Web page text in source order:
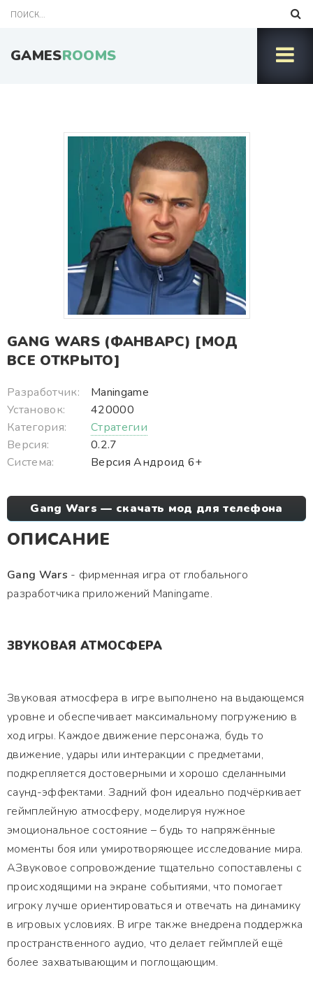
GAMESROOMS
GANG WARS (ФАНВАРС) [МОД
ВСЕ ОТКРЫТО]
Разработчик:
Maningame
Установок:
420000
Категория:
Стратегии
Версия:
0.2.7
Система:
Версия Андроид 6+
Gang Wars — скачать мод для телефона
ОПИСАНИЕ
Gang Wars - фирменная игра от глобального
разработчика приложений Maningame.
ЗВУКОВАЯ АТМОСФЕРА
Звуковая атмосфера в игре выполнено на выдающемся
уровне и обеспечивает максимальному погружению в
ход игры. Каждое движение персонажа, будь то
движение, удары или интеракции с предметами,
подкрепляется достоверными и хорошо сделанными
саунд-эффектами. Задний фон идеально подчёркивает
геймплейную атмосферу, моделируя нужное
эмоциональное состояние – будь то напряжённые
моменты боя или умиротворяющее исследование мира.
АЗвуковое сопровождение тщательно сопоставлены с
происходящими на экране событиями, что помогает
игроку лучше ориентироваться и отвечать на динамику
в игровых условиях. В игре также внедрена поддержка
пространственного аудио, что делает геймплей ещё
более захватывающим и поглощающим.